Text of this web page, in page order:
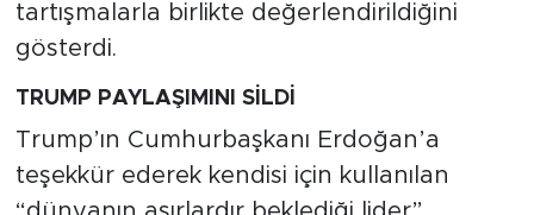
tartışmalarla birlikte değerlendirildiğini
gösterdi.
TRUMP PAYLAŞIMINI SİLDİ
Trump’ın Cumhurbaşkanı Erdoğan’a
teşekkür ederek kendisi için kullanılan